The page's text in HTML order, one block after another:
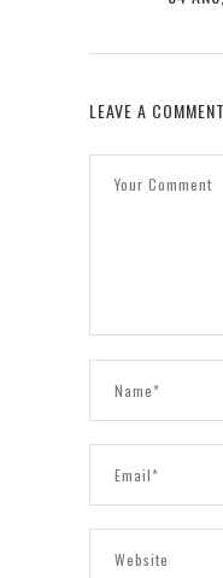
LEAVE A COMMENT